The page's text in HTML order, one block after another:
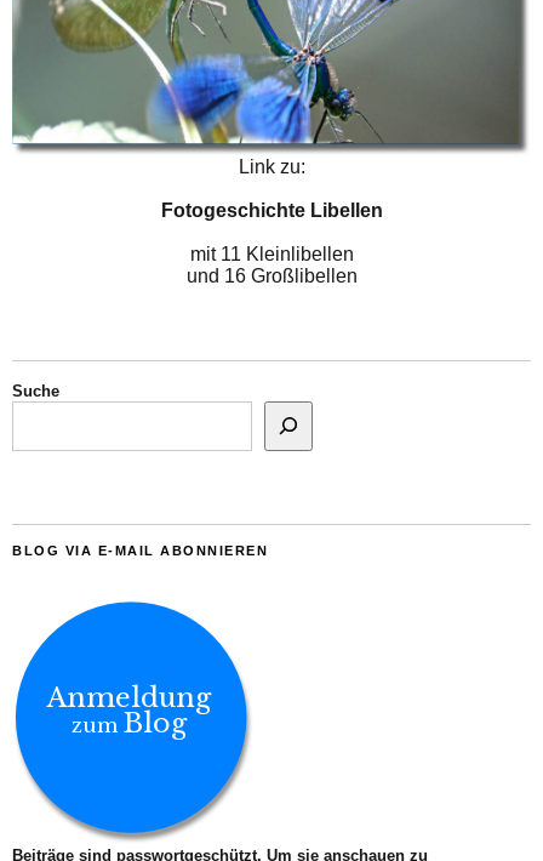
Link zu:
Fotogeschichte Libellen
mit 11 Kleinlibellen
und 16 Großlibellen
Suche
BLOG VIA E-MAIL ABONNIEREN
Anmeldung
zum Blog
Beiträge sind passwortgeschützt. Um sie anschauen zu